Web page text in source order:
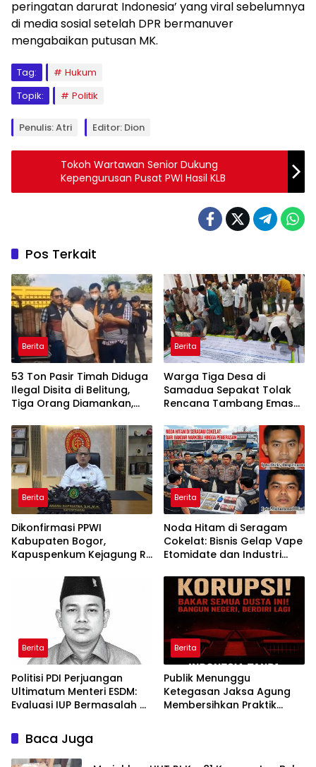
peringatan darurat Indonesia’ yang viral sebelumnya
di media sosial setelah DPR bermanuver
mengabaikan putusan MK.
Tag:
Hukum
Topik:
Politik
Penulis: Atri Editor: Dion
Tokoh Wartawan Senior Dukung
Kepengurusan Pusat PWI Hasil KLB
Pos Terkait
Berita
53 Ton Pasir Timah Diduga
Ilegal Disita di Belitung,
Tiga Orang Diamankan,
Berita
Warga Tiga Desa di
Samadua Sepakat Tolak
Rencana Tambang Emas
Berita
Dikonfirmasi PPWI
Kabupaten Bogor,
Kapuspenkum Kejagung RI
Kabupaten Bogor Jalani
Pemeriksaan
Berita
Noda Hitam di Seragam
Cokelat: Bisnis Gelap Vape
Etomidate dan Industri
Kepolisian
Berita
Politisi PDI Perjuangan
Ultimatum Menteri ESDM:
Evaluasi IUP Bermasalah di
Berita
Publik Menunggu
Ketegasan Jaksa Agung
Membersihkan Praktik
Baca Juga